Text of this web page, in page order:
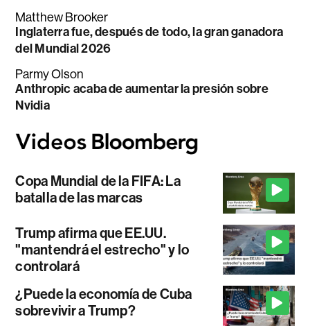
Matthew Brooker
Inglaterra fue, después de todo, la gran ganadora
del Mundial 2026
Parmy Olson
Anthropic acaba de aumentar la presión sobre
Nvidia
Copa Mundial de la FIFA: La
batalla de las marcas
Trump afirma que EE.UU.
"mantendrá el estrecho" y lo
controlará
¿Puede la economía de Cuba
sobrevivir a Trump?